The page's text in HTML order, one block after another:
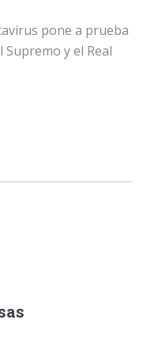
pone a prueba
y el Real